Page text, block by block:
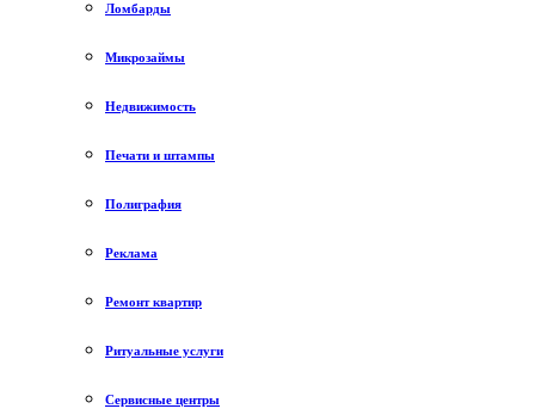
Ломбарды
Микрозаймы
Недвижимость
Печати и штампы
Полиграфия
Реклама
Ремонт квартир
Ритуальные услуги
Сервисные центры